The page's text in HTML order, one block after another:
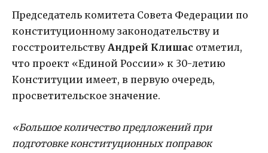
Председатель комитета Совета Федерации по
конституционному законодательству и
госстроительству Андрей Клишас отметил,
что проект «Единой России» к 30-летию
Конституции имеет, в первую очередь,
просветительское значение.
«Большое количество предложений при
подготовке конституционных поправок